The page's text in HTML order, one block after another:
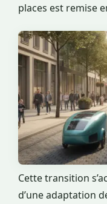
places est remise
Cette transition
d’une adaptation